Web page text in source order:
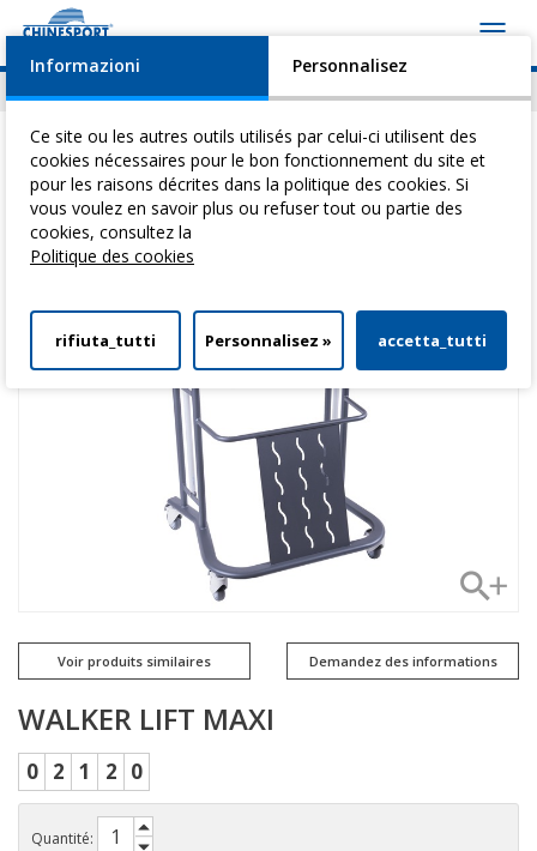
Actualités Evénements Video Download
Vous êtes ici: Home>DéAmbulateurs>DéAmbulateurs> Walker Lift
Maxi
Voir produits similaires Demandez des informations
WALKER LIFT MAXI
0 2 1 2 0
Quantité:
Informazioni Personnalisez
Ce site ou les autres outils utilisés par celui-ci utilisent des
cookies nécessaires pour le bon fonctionnement du site et
pour les raisons décrites dans la politique des cookies. Si
vous voulez en savoir plus ou refuser tout ou partie des
cookies, consultez la
Politique des cookies
rifiuta_tutti Personnalisez » accetta_tutti